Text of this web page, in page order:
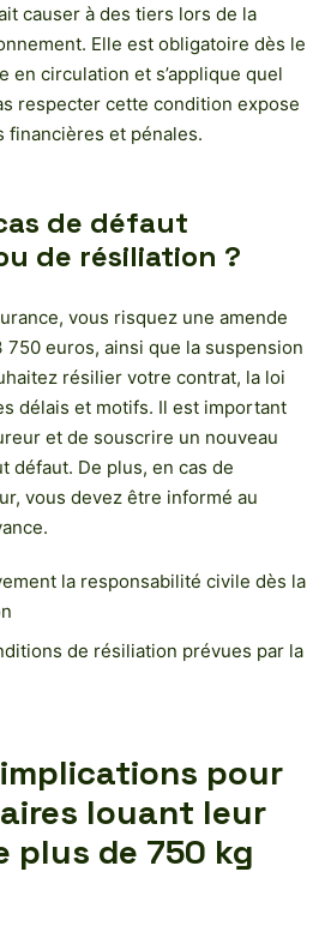
causer à des tiers lors de la
Elle est obligatoire dès le
en circulation et s’applique quel
respecter cette condition expose
financières et pénales.
de défaut
de résiliation ?
vous risquez une amende
750 euros, ainsi que la suspension
résilier votre contrat, la loi
délais et motifs. Il est important
et de souscrire un nouveau
défaut. De plus, en cas de
vous devez être informé au
la responsabilité civile dès la
de résiliation prévues par la
pour
louant leur
plus de 750 kg